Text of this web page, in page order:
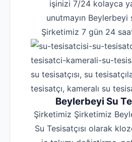
işinizi 7/24 kolayca
unutmayın Beylerbeyi
Şirketimiz 7 gün 24 saat
su tesisatçısı, su
tesisatçı, kameralı su
Beylerbeyi Su
Şirketimiz Şirketimiz
Su Tesisatçısı olarak